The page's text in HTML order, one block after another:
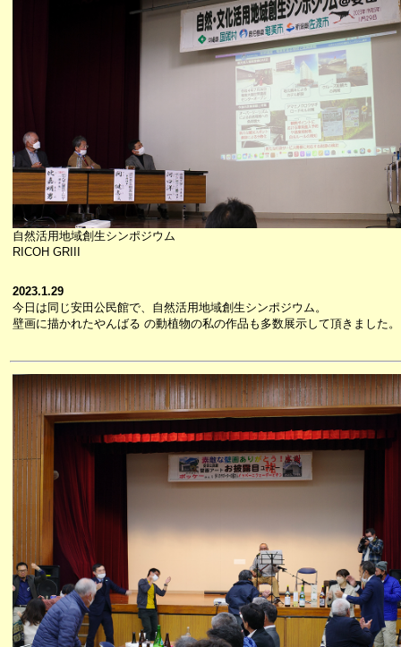
自然活用地域創生シンポジウム
RICOH GRIII
2023.1.29
今日は同じ安田公民館で、自然活用地域創生シンポジウム。
壁画に描かれたやんばる の動植物の私の作品も多数展示して頂きました。